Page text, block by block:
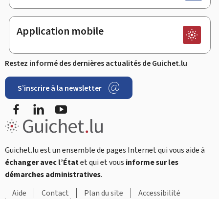
Application mobile
Restez informé des dernières actualités de Guichet.lu
S’inscrire à la newsletter
FacebookLinkedIn
Guichet.lu est un ensemble de pages Internet qui vous aide à
échanger avec l’Étatet qui et vous informe sur les
démarches administratives.
Aide
Contact Plan du site
Accessibilité